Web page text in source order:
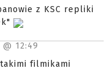
z KSC repliki
12:49
filmikami